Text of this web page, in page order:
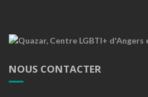
NOUS CONTACTER